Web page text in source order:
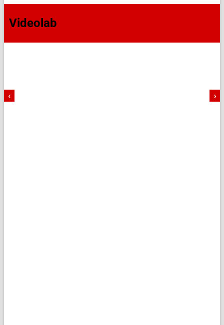
Videolab
‹ ›